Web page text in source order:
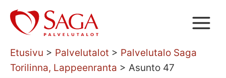
Siirry
sisältöön
Etusivu > Palvelutalot > Palvelutalo Saga
Torilinna, Lappeenranta > Asunto 47